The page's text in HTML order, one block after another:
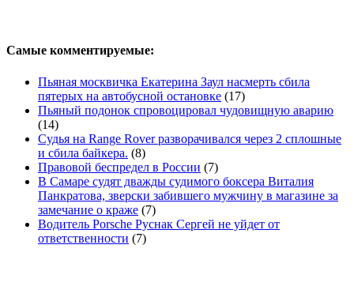
Самые комментируемые:
Пьяная москвичка Екатерина Заул насмерть сбила
пятерых на автобусной остановке (17)
Пьяный подонок спровоцировал чудовищную аварию
(14)
Судья на Range Rover разворачивался через 2 сплошные
и сбила байкера. (8)
Правовой беспредел в России (7)
В Самаре судят дважды судимого боксера Виталия
Панкратова, зверски забившего мужчину в магазине за
замечание о краже (7)
Водитель Porsche Руснак Сергей не уйдет от
ответственности (7)